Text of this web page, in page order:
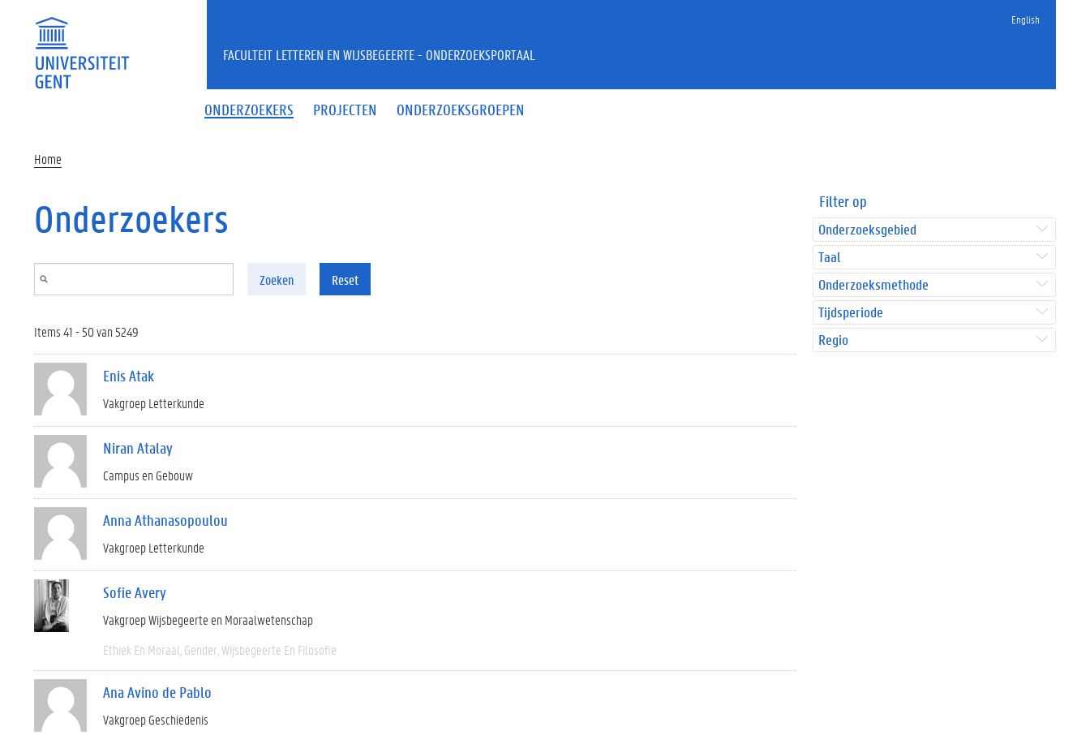
English
ONDERZOEKERS PROJECTEN ONDERZOEKSGROEPEN
FACULTEIT LETTEREN EN WIJSBEGEERTE - ONDERZOEKSPORTAAL
Home
Onderzoekers
Zoeken Reset
Items 41 - 50 van 5249
Enis Atak
Vakgroep Letterkunde
Niran Atalay
Campus en Gebouw
Anna Athanasopoulou
Vakgroep Letterkunde
Sofie Avery
Vakgroep Wijsbegeerte en Moraalwetenschap
Ethiek En Moraal Gender Wijsbegeerte En Filosofie
Ana Avino de Pablo
Vakgroep Geschiedenis
Filter op
Onderzoeksgebied
Taal
Onderzoeksmethode
Tijdsperiode
Regio